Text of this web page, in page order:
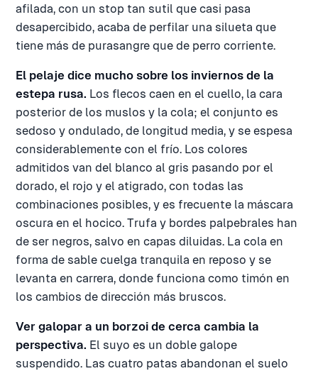
afilada, con un stop tan sutil que casi pasa
desapercibido, acaba de perfilar una silueta que
tiene más de purasangre que de perro corriente.
El pelaje dice mucho sobre los inviernos de la
estepa rusa. Los flecos caen en el cuello, la cara
posterior de los muslos y la cola; el conjunto es
sedoso y ondulado, de longitud media, y se espesa
considerablemente con el frío. Los colores
admitidos van del blanco al gris pasando por el
dorado, el rojo y el atigrado, con todas las
combinaciones posibles, y es frecuente la máscara
oscura en el hocico. Trufa y bordes palpebrales han
de ser negros, salvo en capas diluidas. La cola en
forma de sable cuelga tranquila en reposo y se
levanta en carrera, donde funciona como timón en
los cambios de dirección más bruscos.
Ver galopar a un borzoi de cerca cambia la
perspectiva. El suyo es un doble galope
suspendido. Las cuatro patas abandonan el suelo